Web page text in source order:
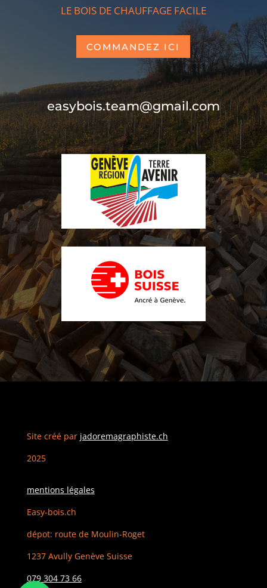
LE BOIS DE CHAUFFAGE FACILE
COMMANDEZ ICI
easybois.team@gmail.com
Site créé par jadoremagraphiste.ch
2025
mentions légales
Easy-bois.ch
dépot: route de Moulin-Roget
1237 Avully Genève Suisse
079 304 73 66